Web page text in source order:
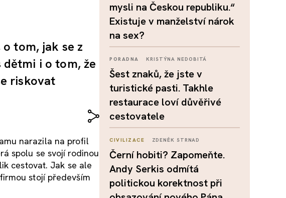
tom, jak se z
i o tom, že
riskovat
narazila na profil
spolu se svojí rodinou
cestovat. Jak se ale
stojí především
mysli na Českou republiku.“
Existuje v manželství nárok
na sex?
PORADNA KRISTÝNA NEDOBITÁ
Šest znaků, že jste v
turistické pasti. Takhle
restaurace loví důvěřivé
cestovatele
CIVILIZACE ZDENĚK STRNAD
Černí hobiti? Zapomeňte.
Andy Serkis odmítá
politickou korektnost při